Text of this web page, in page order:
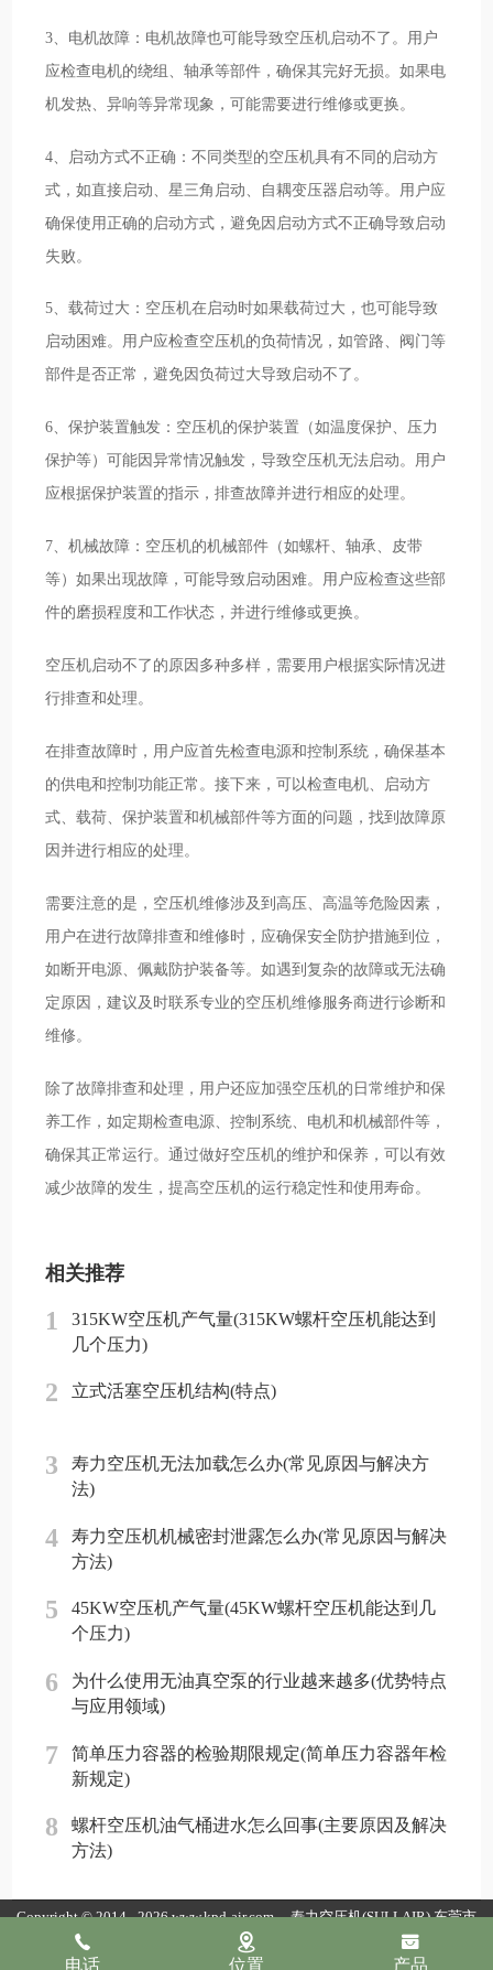
3、电机故障：电机故障也可能导致空压机启动不了。用户
应检查电机的绕组、轴承等部件，确保其完好无损。如果电
机发热、异响等异常现象，可能需要进行维修或更换。
4、启动方式不正确：不同类型的空压机具有不同的启动方
式，如直接启动、星三角启动、自耦变压器启动等。用户应
确保使用正确的启动方式，避免因启动方式不正确导致启动
失败。
5、载荷过大：空压机在启动时如果载荷过大，也可能导致
启动困难。用户应检查空压机的负荷情况，如管路、阀门等
部件是否正常，避免因负荷过大导致启动不了。
6、保护装置触发：空压机的保护装置（如温度保护、压力
保护等）可能因异常情况触发，导致空压机无法启动。用户
应根据保护装置的指示，排查故障并进行相应的处理。
7、机械故障：空压机的机械部件（如螺杆、轴承、皮带
等）如果出现故障，可能导致启动困难。用户应检查这些部
件的磨损程度和工作状态，并进行维修或更换。
空压机启动不了的原因多种多样，需要用户根据实际情况进
行排查和处理。
在排查故障时，用户应首先检查电源和控制系统，确保基本
的供电和控制功能正常。接下来，可以检查电机、启动方
式、载荷、保护装置和机械部件等方面的问题，找到故障原
因并进行相应的处理。
需要注意的是，空压机维修涉及到高压、高温等危险因素，
用户在进行故障排查和维修时，应确保安全防护措施到位，
如断开电源、佩戴防护装备等。如遇到复杂的故障或无法确
定原因，建议及时联系专业的空压机维修服务商进行诊断和
维修。
除了故障排查和处理，用户还应加强空压机的日常维护和保
养工作，如定期检查电源、控制系统、电机和机械部件等，
确保其正常运行。通过做好空压机的维护和保养，可以有效
减少故障的发生，提高空压机的运行稳定性和使用寿命。
相关推荐
1
315KW空压机产气量(315KW螺杆空压机能达到
几个压力)
2 立式活塞空压机结构(特点)
3
寿力空压机无法加载怎么办(常见原因与解决方
法)
4
寿力空压机机械密封泄露怎么办(常见原因与解决
方法)
5
45KW空压机产气量(45KW螺杆空压机能达到几
个压力)
6
为什么使用无油真空泵的行业越来越多(优势特点
与应用领域)
7
简单压力容器的检验期限规定(简单压力容器年检
新规定)
8
螺杆空压机油气桶进水怎么回事(主要原因及解决
方法)
电话 位置 产品
Copyright © 2014 - 2026 www.kpd-air.com 寿力空压机(SULLAIR)东莞市
康普达节能科技有限公司版权所有
粤ICP备19154118号 粤公网安备